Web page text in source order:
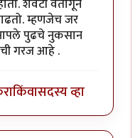
शेवटी वैतागून
म्हणजेच जर
आपले पुढचे नुकसान
गरज आहे .
किंवासदस्य व्हा